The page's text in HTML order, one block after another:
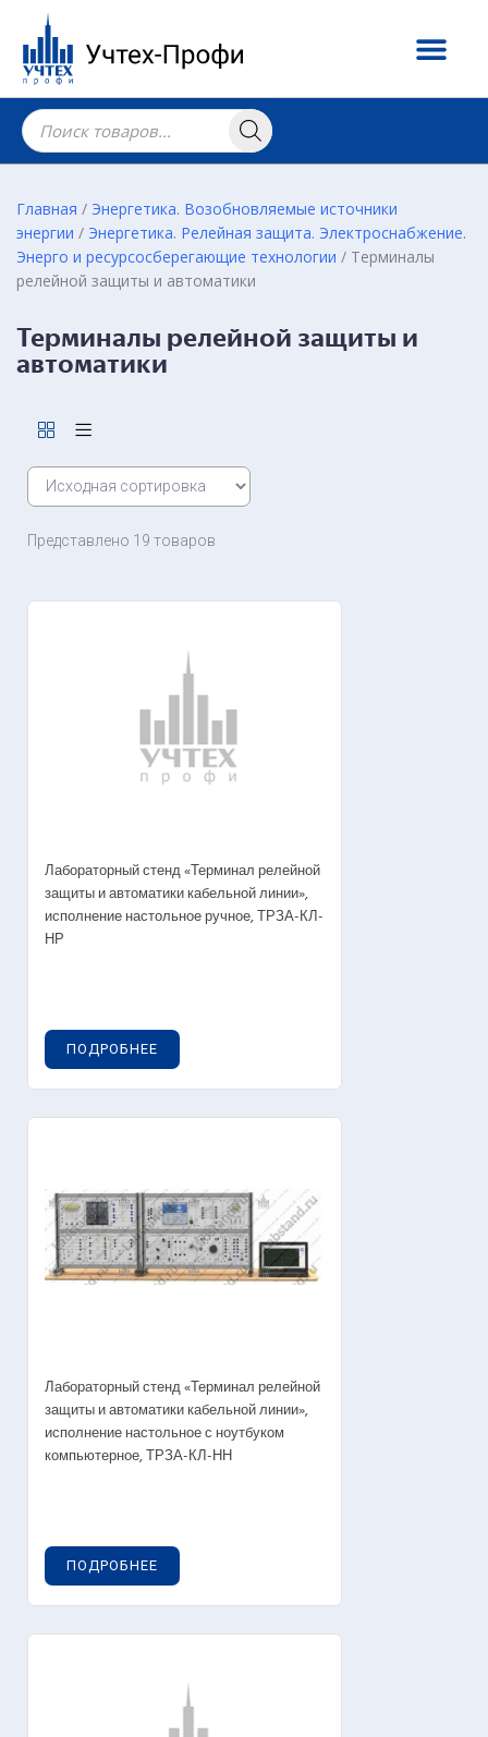
Главная / Энергетика. Возобновляемые источники
энергии / Энергетика. Релейная защита. Электроснабжение.
Энерго и ресурсосберегающие технологии / Терминалы
релейной защиты и автоматики
Терминалы релейной защиты и
автоматики
Представлено 19 товаров
Лабораторный стенд «Терминал релейной
защиты и автоматики кабельной линии»,
исполнение настольное ручное, ТРЗА-КЛ-
НР
ПОДРОБНЕЕ
Лабораторный стенд «Терминал релейной
защиты и автоматики кабельной линии»,
исполнение настольное с ноутбуком
компьютерное, ТРЗА-КЛ-НН
ПОДРОБНЕЕ